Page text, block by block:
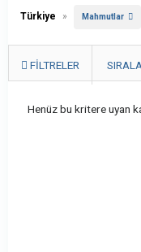
Türkiye » Mahmutlar
FILTRELER SIRALA
Henüz bu kritere uyan